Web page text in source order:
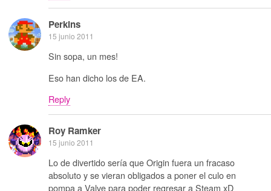
Perkins
15 junio 2011
Sin sopa, un mes!
Eso han dicho los de EA.
Reply
Roy Ramker
15 junio 2011
Lo de divertido sería que Origin fuera un fracaso
absoluto y se vieran obligados a poner el culo en
pompa a Valve para poder regresar a Steam xD